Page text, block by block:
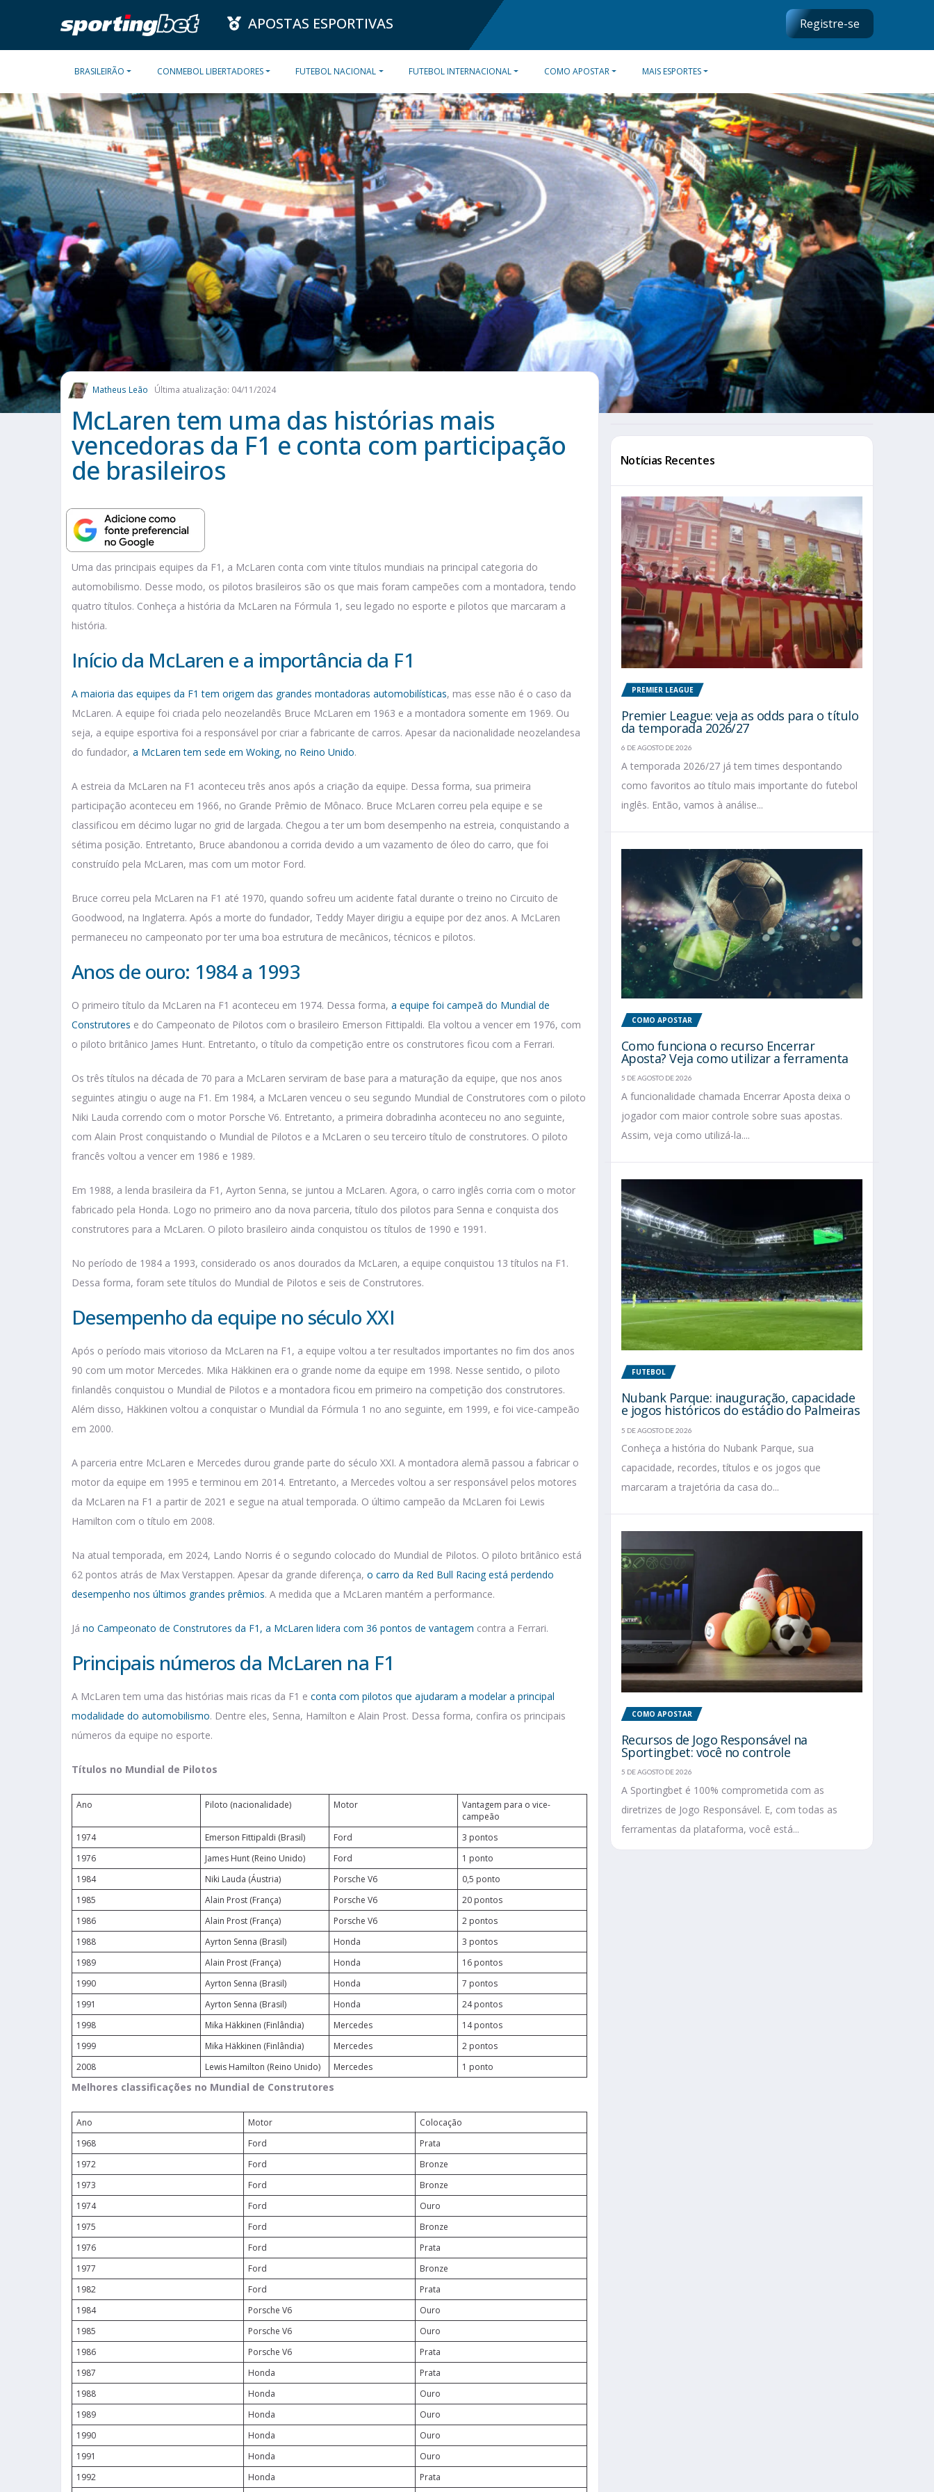
APOSTAS ESPORTIVAS Registre-se
BRASILEIRÃO CONMEBOL LIBERTADORES FUTEBOL NACIONAL FUTEBOL INTERNACIONAL COMO APOSTAR MAIS ESPORTES
Matheus Leão Última atualização: 04/11/2024
McLaren tem uma das histórias mais
vencedoras da F1 e conta com participação
de brasileiros
Uma das principais equipes da F1, a McLaren conta com vinte títulos mundiais na principal categoria do
automobilismo. Desse modo, os pilotos brasileiros são os que mais foram campeões com a montadora, tendo
quatro títulos. Conheça a história da McLaren na Fórmula 1, seu legado no esporte e pilotos que marcaram a
história.
Início da McLaren e a importância da F1
A maioria das equipes da F1 tem origem das grandes montadoras automobilísticas, mas esse não é o caso da
McLaren. A equipe foi criada pelo neozelandês Bruce McLaren em 1963 e a montadora somente em 1969. Ou
seja, a equipe esportiva foi a responsável por criar a fabricante de carros. Apesar da nacionalidade neozelandesa
do fundador, a McLaren tem sede em Woking, no Reino Unido.
A estreia da McLaren na F1 aconteceu três anos após a criação da equipe. Dessa forma, sua primeira
participação aconteceu em 1966, no Grande Prêmio de Mônaco. Bruce McLaren correu pela equipe e se
classificou em décimo lugar no grid de largada. Chegou a ter um bom desempenho na estreia, conquistando a
sétima posição. Entretanto, Bruce abandonou a corrida devido a um vazamento de óleo do carro, que foi
construído pela McLaren, mas com um motor Ford.
Bruce correu pela McLaren na F1 até 1970, quando sofreu um acidente fatal durante o treino no Circuito de
Goodwood, na Inglaterra. Após a morte do fundador, Teddy Mayer dirigiu a equipe por dez anos. A McLaren
permaneceu no campeonato por ter uma boa estrutura de mecânicos, técnicos e pilotos.
Anos de ouro: 1984 a 1993
O primeiro título da McLaren na F1 aconteceu em 1974. Dessa forma, a equipe foi campeã do Mundial de
Construtores e do Campeonato de Pilotos com o brasileiro Emerson Fittipaldi. Ela voltou a vencer em 1976, com
o piloto britânico James Hunt. Entretanto, o título da competição entre os construtores ficou com a Ferrari.
Os três títulos na década de 70 para a McLaren serviram de base para a maturação da equipe, que nos anos
seguintes atingiu o auge na F1. Em 1984, a McLaren venceu o seu segundo Mundial de Construtores com o piloto
Niki Lauda correndo com o motor Porsche V6. Entretanto, a primeira dobradinha aconteceu no ano seguinte,
com Alain Prost conquistando o Mundial de Pilotos e a McLaren o seu terceiro título de construtores. O piloto
francês voltou a vencer em 1986 e 1989.
Em 1988, a lenda brasileira da F1, Ayrton Senna, se juntou a McLaren. Agora, o carro inglês corria com o motor
fabricado pela Honda. Logo no primeiro ano da nova parceria, título dos pilotos para Senna e conquista dos
construtores para a McLaren. O piloto brasileiro ainda conquistou os títulos de 1990 e 1991.
No período de 1984 a 1993, considerado os anos dourados da McLaren, a equipe conquistou 13 títulos na F1.
Dessa forma, foram sete títulos do Mundial de Pilotos e seis de Construtores.
Desempenho da equipe no século XXI
Após o período mais vitorioso da McLaren na F1, a equipe voltou a ter resultados importantes no fim dos anos
90 com um motor Mercedes. Mika Häkkinen era o grande nome da equipe em 1998. Nesse sentido, o piloto
finlandês conquistou o Mundial de Pilotos e a montadora ficou em primeiro na competição dos construtores.
Além disso, Häkkinen voltou a conquistar o Mundial da Fórmula 1 no ano seguinte, em 1999, e foi vice-campeão
em 2000.
A parceria entre McLaren e Mercedes durou grande parte do século XXI. A montadora alemã passou a fabricar o
motor da equipe em 1995 e terminou em 2014. Entretanto, a Mercedes voltou a ser responsável pelos motores
da McLaren na F1 a partir de 2021 e segue na atual temporada. O último campeão da McLaren foi Lewis
Hamilton com o título em 2008.
Na atual temporada, em 2024, Lando Norris é o segundo colocado do Mundial de Pilotos. O piloto britânico está
62 pontos atrás de Max Verstappen. Apesar da grande diferença, o carro da Red Bull Racing está perdendo
desempenho nos últimos grandes prêmios. A medida que a McLaren mantém a performance.
Já no Campeonato de Construtores da F1, a McLaren lidera com 36 pontos de vantagem contra a Ferrari.
Principais números da McLaren na F1
A McLaren tem uma das histórias mais ricas da F1 e conta com pilotos que ajudaram a modelar a principal
modalidade do automobilismo. Dentre eles, Senna, Hamilton e Alain Prost. Dessa forma, confira os principais
números da equipe no esporte.
Títulos no Mundial de Pilotos
Ano Piloto (nacionalidade) Motor
Vantagem para o vice-
campeão
1974
Emerson Fittipaldi (Brasil) Ford
3 pontos
1976
James Hunt (Reino Unido) Ford
1 ponto
1984
Niki Lauda (Áustria) Porsche V6
0,5 ponto
1985
Alain Prost (França) Porsche V6
20 pontos
1986
Alain Prost (França) Porsche V6
2 pontos
1988
Ayrton Senna (Brasil) Honda
3 pontos
1989
Alain Prost (França) Honda
16 pontos
1990
Ayrton Senna (Brasil) Honda
7 pontos
1991
Ayrton Senna (Brasil) Honda
24 pontos
1998
Mika Häkkinen (Finlândia) Mercedes
14 pontos
1999
Mika Häkkinen (Finlândia) Mercedes
2 pontos
2008
Lewis Hamilton (Reino Unido) Mercedes 1 ponto
Melhores classificações no Mundial de Construtores
Ano Motor
Colocação
1968
Ford
Prata
1972
Ford
Bronze
1973
Ford
Bronze
1974
Ford
Ouro
1975
Ford
Bronze
1976
Ford
Prata
1977
Ford
Bronze
1982
Ford
Prata
1984
Porsche V6
Ouro
1985
Porsche V6
Ouro
1986
Porsche V6
Prata
1987
Honda
Prata
1988
Honda
Ouro
1989
Honda
Ouro
1990
Honda
Ouro
1991
Honda
Ouro
1992
Honda Prata
Notícias Recentes
PREMIER LEAGUE
Premier League: veja as odds para o título
da temporada 2026/27
6 DE AGOSTO DE 2026
A temporada 2026/27 já tem times despontando
como favoritos ao título mais importante do futebol
inglês. Então, vamos à análise...
COMO APOSTAR
Como funciona o recurso Encerrar
Aposta? Veja como utilizar a ferramenta
5 DE AGOSTO DE 2026
A funcionalidade chamada Encerrar Aposta deixa o
jogador com maior controle sobre suas apostas.
Assim, veja como utilizá-la....
FUTEBOL
Nubank Parque: inauguração, capacidade
e jogos históricos do estádio do Palmeiras
5 DE AGOSTO DE 2026
Conheça a história do Nubank Parque, sua
capacidade, recordes, títulos e os jogos que
marcaram a trajetória da casa do...
COMO APOSTAR
Recursos de Jogo Responsável na
Sportingbet: você no controle
5 DE AGOSTO DE 2026
A Sportingbet é 100% comprometida com as
diretrizes de Jogo Responsável. E, com todas as
ferramentas da plataforma, você está...